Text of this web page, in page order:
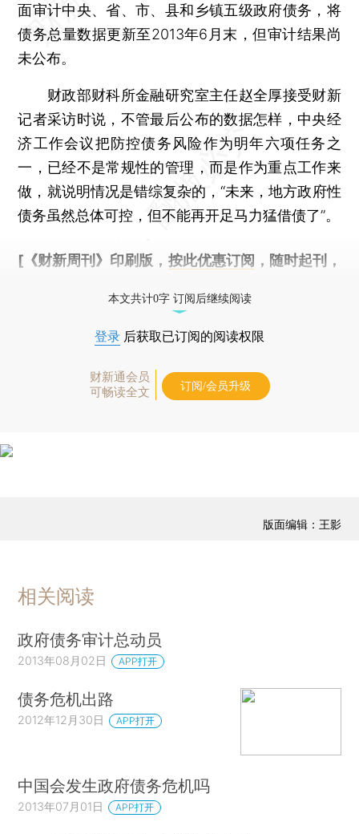
面审计中央、省、市、县和乡镇五级政府债务，将
债务总量数据更新至2013年6月末，但审计结果尚
未公布。
财政部财科所金融研究室主任赵全厚接受财新
记者采访时说，不管最后公布的数据怎样，中央经
济工作会议把防控债务风险作为明年六项任务之
一，已经不是常规性的管理，而是作为重点工作来
做，就说明情况是错综复杂的，“未来，地方政府性
债务虽然总体可控，但不能再开足马力猛借债了”。
[《财新周刊》印刷版， 按此优惠订阅 ，随时起刊，
本文共计0字 订阅后继续阅读
登录 后获取已订阅的阅读权限
财新通会员
可畅读全文
订阅/会员升级
版面编辑：王影
相关阅读
政府债务审计总动员
2013年08月02日 APP打开
债务危机出路
2012年12月30日 APP打开
中国会发生政府债务危机吗
2013年07月01日 APP打开